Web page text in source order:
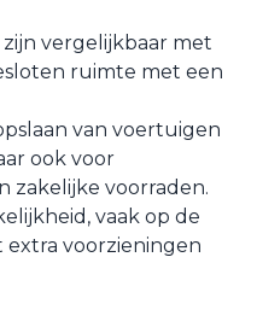
vergelijkbaar met
ruimte met een
van voertuigen
ook voor
zakelijke voorraden.
vaak op de
extra voorzieningen